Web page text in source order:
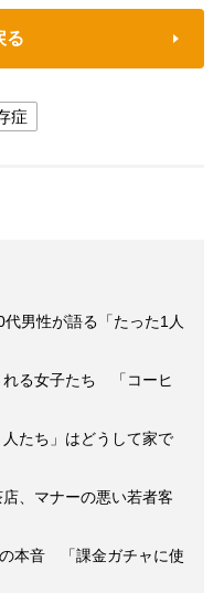
る
症
男性が語る「たった1人
れる女子たち 「コーヒ
人たち」はどうして家で
、マナーの悪い若者客
の本音 「課金ガチャに使